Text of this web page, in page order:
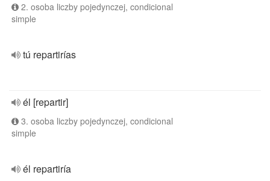
2. osoba liczby pojedynczej, condicional
simple
tú repartirías
él [repartir]
3. osoba liczby pojedynczej, condicional
simple
él repartiría